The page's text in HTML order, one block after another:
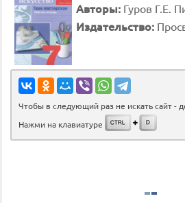
Авторы: Гуров Г.Е.
Издательство:
Чтобы в следующий раз не искать сайт -
Нажми на клавиатуре